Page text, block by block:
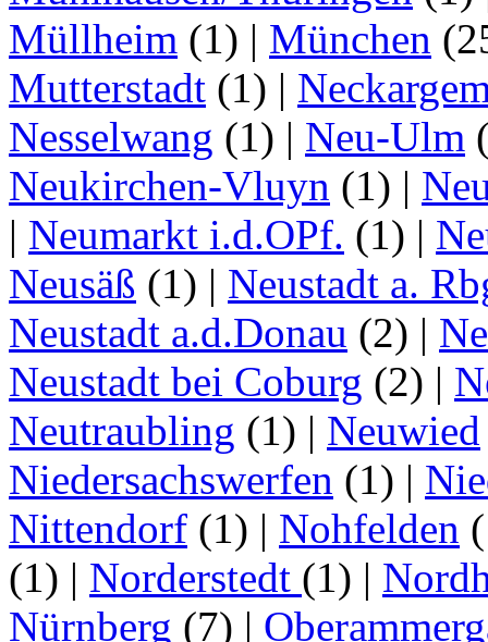
Müllheim (1) | München
Mutterstadt (1) |
Nesselwang (1) | Neu-Ulm
Neukirchen-Vluyn (1) |
| Neumarkt i.d.OPf. (1) |
Neusäß (1) | Neustadt a.
Neustadt a.d.Donau (2) |
Neustadt bei Coburg (2) |
Neutraubling (1) | Neuwied
Niedersachswerfen (1) |
Nittendorf (1) | Nohfelden
(1) | Norderstedt (1) |
Nürnberg (7) |